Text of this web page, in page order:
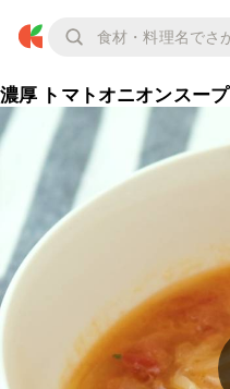
濃厚 トマトオニオンスープ